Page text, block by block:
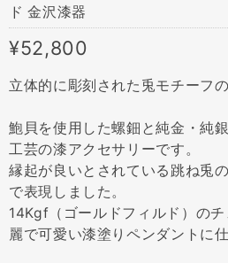
ド 金沢漆器
¥52,800
立体的に彫刻された兎モチーフ
鮑貝を使用した螺鈿と純金・純
工芸の漆アクセサリーです。
縁起が良いとされている跳ね兎
で表現しました。
14Kgf（ゴールドフィルド）の
麗で可愛い漆塗りペンダントに